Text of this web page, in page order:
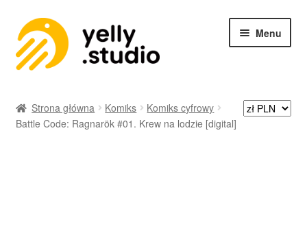
Menu
Strona główna Komiks
Komiks cyfrowy
Battle Code: Ragnarök #01. Krew na lodzie [digital]